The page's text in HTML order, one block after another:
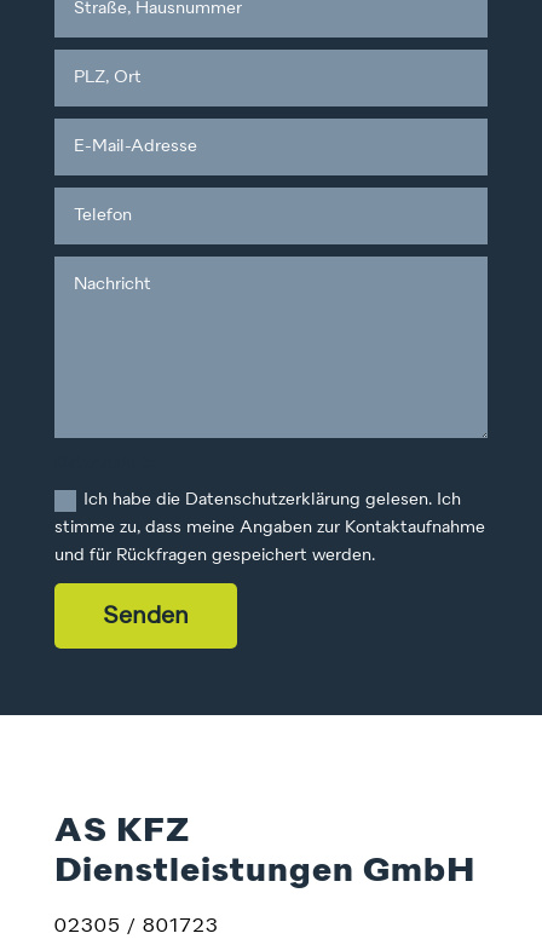
Ich habe die Datenschutzerklärung gelesen. Ich
stimme zu, dass meine Angaben zur Kontaktaufnahme
und für Rückfragen gespeichert werden.
Senden
AS KFZ
Dienstleistungen GmbH
02305 / 801723